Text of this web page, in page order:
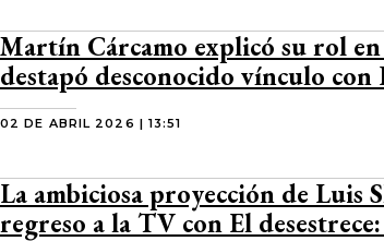
PUERTO MONTT
Martín Cárcamo explicó su rol en
destapó desconocido vínculo
02 DE ABRIL 2026 | 13:51
La ambiciosa proyección de Luis
regreso a la TV con El